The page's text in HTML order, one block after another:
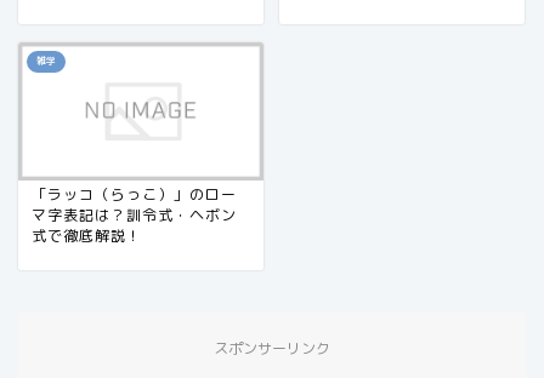
雑学
「ラッコ（らっこ）」のロー
マ字表記は？訓令式・ヘボン
式で徹底解説！
スポンサーリンク